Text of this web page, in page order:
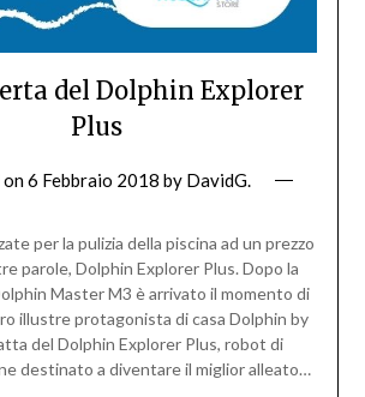
del Dolphin Explorer
Plus
on6 Febbraio 2018 by DavidG.
per la pulizia della piscina ad un prezzo
parole, Dolphin Explorer Plus. Dopo la
Master M3 è arrivato il momento di
illustre protagonista di casa Dolphin by
del Dolphin Explorer Plus, robot di
destinato a diventare il miglior alleato…